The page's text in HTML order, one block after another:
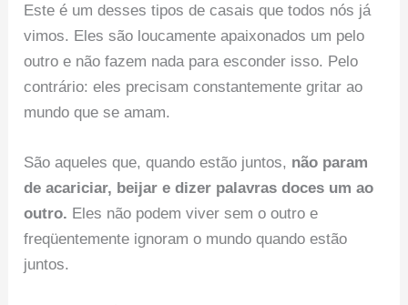
Este é um desses tipos de casais que todos nós já
vimos. Eles são loucamente apaixonados um pelo
outro e não fazem nada para esconder isso. Pelo
contrário: eles precisam constantemente gritar ao
mundo que se amam.
São aqueles que, quando estão juntos, não param
de acariciar, beijar e dizer palavras doces um ao
outro. Eles não podem viver sem o outro e
freqüentemente ignoram o mundo quando estão
juntos.